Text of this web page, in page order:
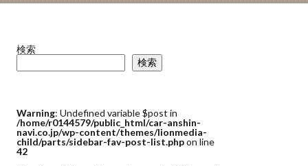
検索
検索
Warning: Undefined variable $post in
/home/r0144579/public_html/car-anshin-
navi.co.jp/wp-content/themes/lionmedia-
child/parts/sidebar-fav-post-list.phpon line
42